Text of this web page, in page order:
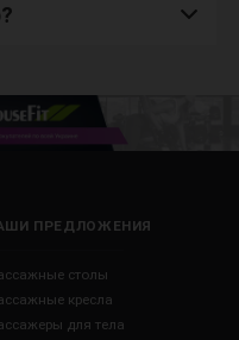
ПРЕДЛОЖЕНИЯ
столы
кресла
для тела